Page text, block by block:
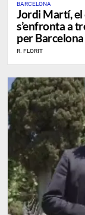
BARCELONA
​Jordi Martí, el
s’enfronta a
per Barcelona
R. FLORIT